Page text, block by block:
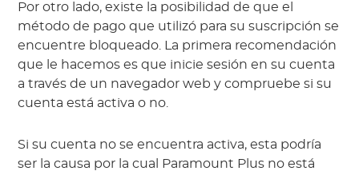
Por otro lado, existe la posibilidad de que el
método de pago que utilizó para su suscripción se
encuentre bloqueado. La primera recomendación
que le hacemos es que inicie sesión en su cuenta
a través de un navegador web y compruebe si su
cuenta está activa o no.
Si su cuenta no se encuentra activa, esta podría
ser la causa por la cual Paramount Plus no está